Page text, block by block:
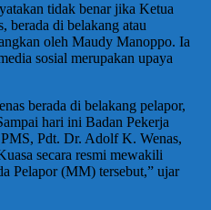
tidak benar jika Ketua
berada di belakang atau
oleh Maudy Manoppo. Ia
sosial merupakan upaya
berada di belakang pelapor,
hari ini Badan Pekerja
Pdt. Dr. Adolf K. Wenas,
secara resmi mewakili
Pelapor (MM) tersebut,” ujar